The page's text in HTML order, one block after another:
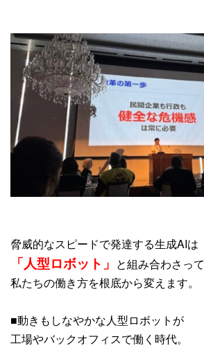
脅威的なスピードで発達する生成AIは
「人型ロボット」 と組み合わさって
私たちの働き方を根底から変えます。
■動きもしなやかな人型ロボットが
工場やバックオフィスで働く時代。